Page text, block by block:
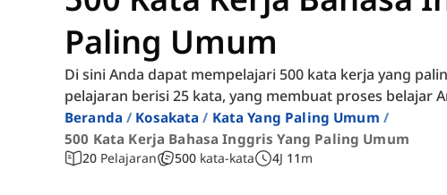
Paling Umum
Di sini Anda dapat mempelajari 500 kata kerja yang
pelajaran berisi 25 kata, yang membuat proses belajar
Beranda Kosakata
Kata Yang Paling Umum
500 Kata Kerja Bahasa Inggris Yang Paling Umum
20 Pelajaran 500 kata-kata 4J 11m